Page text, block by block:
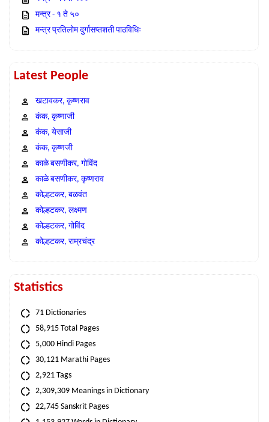
मन्त्र - १ ते ५०
मन्त्र प्रतिलोम दुर्गासप्तशती पाठविधिः
Latest People
खटावकर, कृष्णराव
कंक, कृष्णाजी
कंक, येसाजी
कंक, कृष्णजी
काळे बसणीकर, गोविंद
काळे बसणीकर, कृष्णराव
कोल्हटकर, बळवंत
कोल्हटकर, लक्ष्मण
कोल्हटकर, गोविंद
कोल्हटकर, राम्रचंद्र
Statistics
71 Dictionaries
58,915 Total Pages
5,000 Hindi Pages
30,121 Marathi Pages
2,921 Tags
2,309,309 Meanings in Dictionary
22,745 Sanskrit Pages